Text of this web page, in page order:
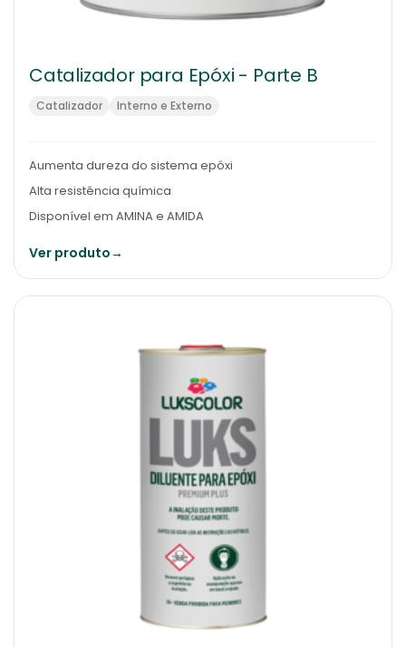
Catalizador para Epóxi - Parte B
Catalizador Interno e Externo
Aumenta dureza do sistema epóxi
Alta resistência química
Disponível em AMINA e AMIDA
Ver produto→